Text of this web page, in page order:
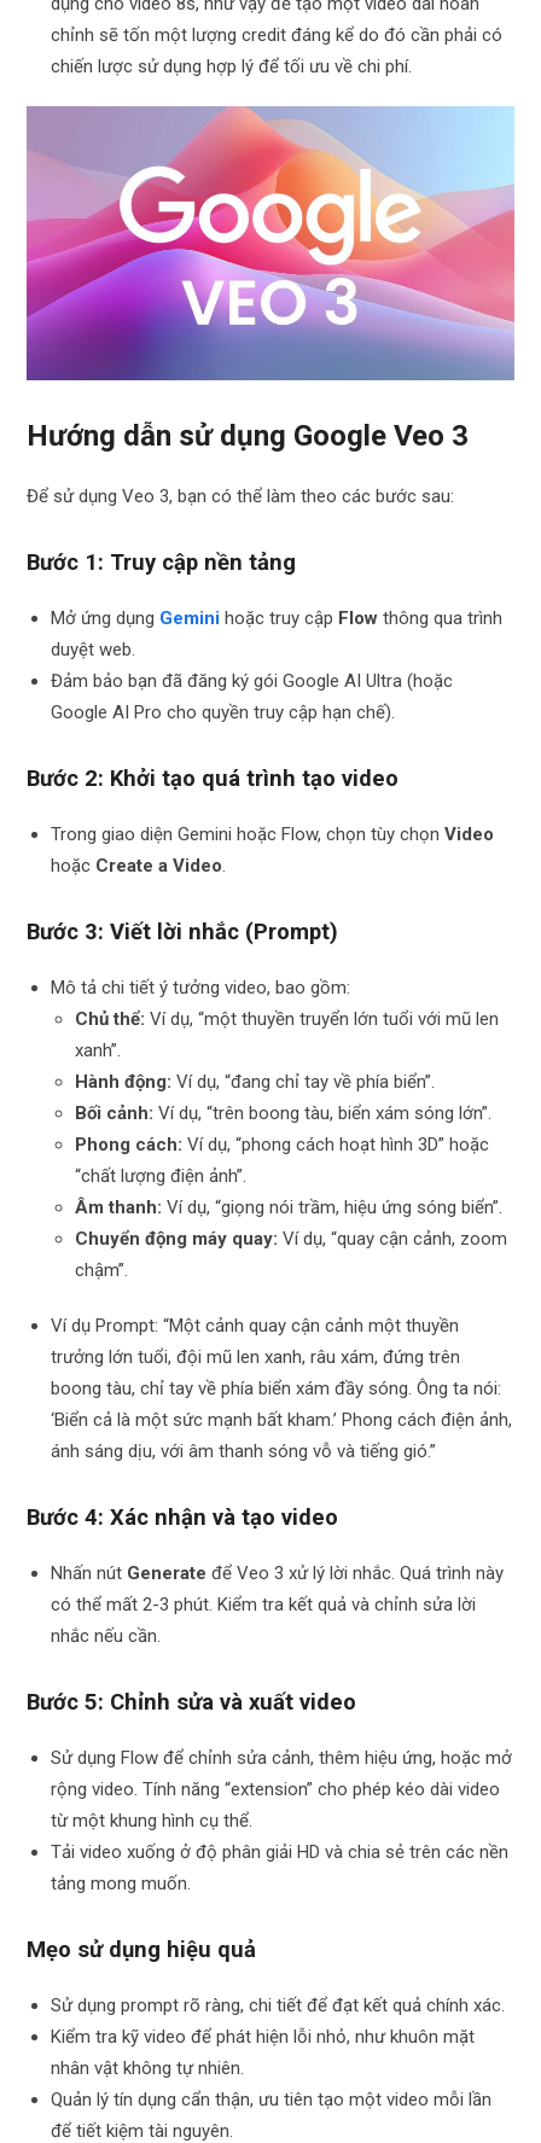
chỉnh sẽ tốn một lượng credit đáng kể do đó cần phải có
chiến lược sử dụng hợp lý để tối ưu về chi phí.
Hướng dẫn sử dụng Google Veo 3
Để sử dụng Veo 3, bạn có thể làm theo các bước sau:
Bước 1: Truy cập nền tảng
Mở ứng dụng Gemini hoặc truy cập Flow thông qua trình
duyệt web.
Đảm bảo bạn đã đăng ký gói Google AI Ultra (hoặc
Google AI Pro cho quyền truy cập hạn chế).
Bước 2: Khởi tạo quá trình tạo video
Trong giao diện Gemini hoặc Flow, chọn tùy chọnVideo
hoặc Create a Video.
Bước 3: Viết lời nhắc (Prompt)
Mô tả chi tiết ý tưởng video, bao gồm:
Chủ thể: Ví dụ, “một thuyền truyển lớn tuổi với mũ len
xanh”.
Hành động: Ví dụ, “đang chỉ tay về phía biển”.
Bối cảnh: Ví dụ, “trên boong tàu, biển xám sóng lớn”.
Phong cách: Ví dụ, “phong cách hoạt hình 3D” hoặc
“chất lượng điện ảnh”.
Âm thanh: Ví dụ, “giọng nói trầm, hiệu ứng sóng biển”.
Chuyển động máy quay: Ví dụ, “quay cận cảnh, zoom
chậm”.
Ví dụ Prompt: “Một cảnh quay cận cảnh một thuyền
trưởng lớn tuổi, đội mũ len xanh, râu xám, đứng trên
boong tàu, chỉ tay về phía biển xám đầy sóng. Ông ta nói:
‘Biển cả là một sức mạnh bất kham.’ Phong cách điện ảnh,
ánh sáng dịu, với âm thanh sóng vỗ và tiếng gió.”
Bước 4: Xác nhận và tạo video
Nhấn nút Generate để Veo 3 xử lý lời nhắc. Quá trình này
có thể mất 2-3 phút. Kiểm tra kết quả và chỉnh sửa lời
nhắc nếu cần.
Bước 5: Chỉnh sửa và xuất video
Sử dụng Flow để chỉnh sửa cảnh, thêm hiệu ứng, hoặc mở
rộng video. Tính năng “extension” cho phép kéo dài video
từ một khung hình cụ thể.
Tải video xuống ở độ phân giải HD và chia sẻ trên các nền
tảng mong muốn.
Mẹo sử dụng hiệu quả
Sử dụng prompt rõ ràng, chi tiết để đạt kết quả chính xác.
Kiểm tra kỹ video để phát hiện lỗi nhỏ, như khuôn mặt
nhân vật không tự nhiên.
Quản lý tín dụng cẩn thận, ưu tiên tạo một video mỗi lần
để tiết kiệm tài nguyên.